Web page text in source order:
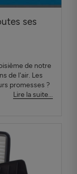
ses
de notre
de l'air. Les
promesses ?
Lire la suite...